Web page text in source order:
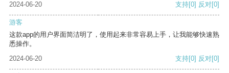
2024-06-20 支持[0] 反对[0]
游客
这款app的用户界面简洁明了，使用起来非常容易上手，让我能够快速熟
悉操作。
2024-06-20
支持[0] 反对[0]